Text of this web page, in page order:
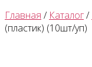
Главная / Каталог/
(пластик) (10шт/уп)